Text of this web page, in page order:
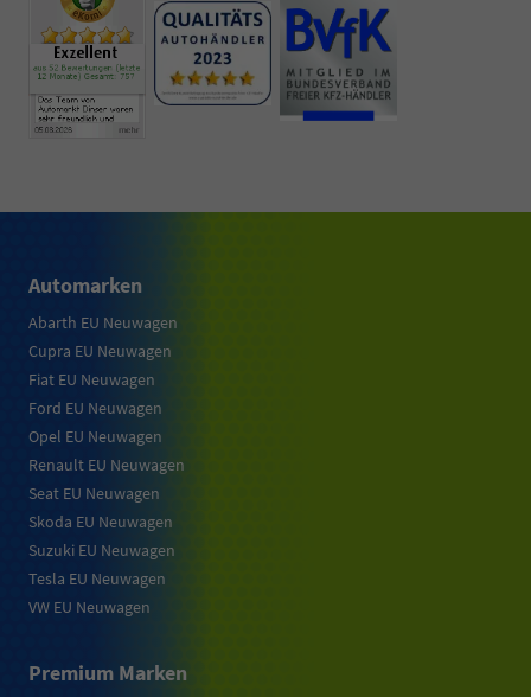
Automarken
Abarth EU Neuwagen
Cupra EU Neuwagen
Fiat EU Neuwagen
Ford EU Neuwagen
Opel EU Neuwagen
Renault EU Neuwagen
Seat EU Neuwagen
Skoda EU Neuwagen
Suzuki EU Neuwagen
Tesla EU Neuwagen
VW EU Neuwagen
Premium Marken